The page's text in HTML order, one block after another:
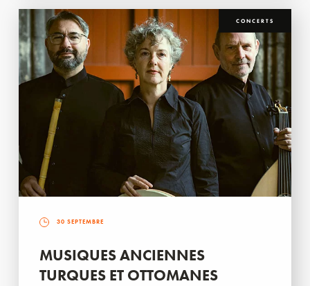
CONCERTS
30 SEPTEMBRE
MUSIQUES ANCIENNES
TURQUES ET OTTOMANES